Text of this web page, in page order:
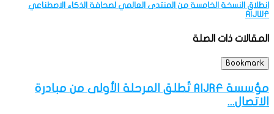
انطلاق النسخة الخامسة من المنتدى العالمي لصحافة الذكاء الاصطناعي
AIJWF
المقالات ذات الصلة
Bookmark
مؤسسة AIJRF تُطلق المرحلة الأولى من مبادرة
الاتصال...